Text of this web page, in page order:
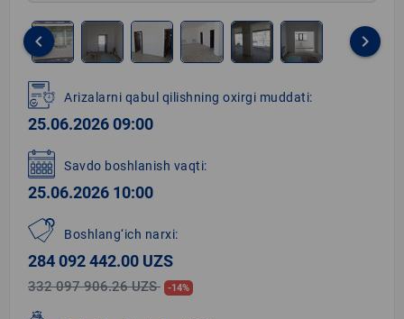
1
of
6
keyboard_arrow_left keyboard_arrow_right
Arizalarni qabul qilishning oxirgi muddati:
25.06.2026 09:00
Savdo boshlanish vaqti:
25.06.2026 10:00
Boshlang‘ich narxi:
284 092 442.00 UZS
332 097 906.26 UZS -14%